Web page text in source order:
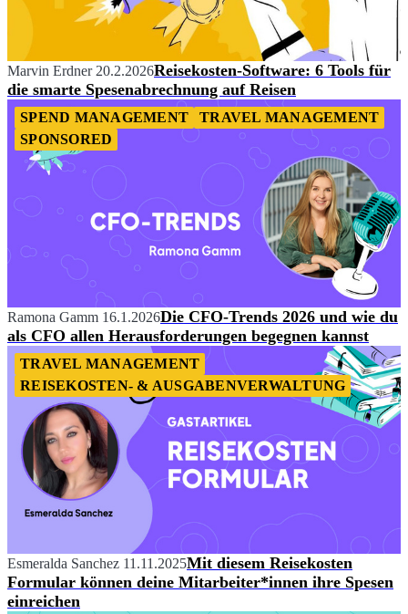
Marvin Erdner 20.2.2026Reisekosten-Software: 6 Tools für
die smarte Spesenabrechnung auf Reisen
SPEND MANAGEMENT
TRAVEL MANAGEMENT
SPONSORED
Ramona Gamm 16.1.2026Die CFO-Trends 2026 und wie du
als CFO allen Herausforderungen begegnen kannst
TRAVEL MANAGEMENT
REISEKOSTEN- & AUSGABENVERWALTUNG
Esmeralda Sanchez 11.11.2025Mit diesem Reisekosten
Formular können deine Mitarbeiter*innen ihre Spesen
einreichen